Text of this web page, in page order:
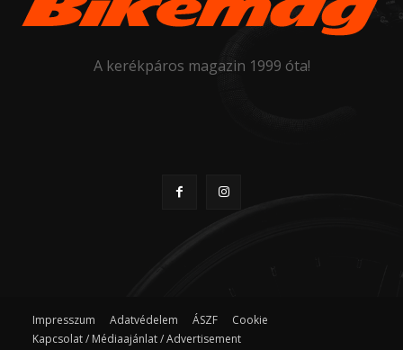
A kerékpáros magazin 1999 óta!
Impresszum Adatvédelem ÁSZF
Cookie
Kapcsolat / Médiaajánlat / Advertisement